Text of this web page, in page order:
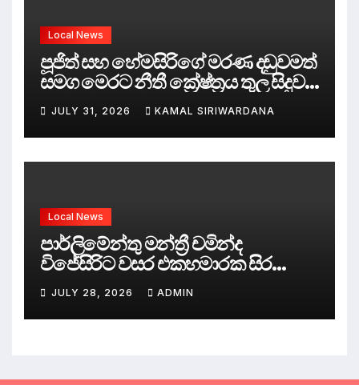
Local News
පූජිත් සහ හේමසිරිගේ මරණ දඩුවමත්
සමග මෙරට නීතී ක්‍රේෂ්ත්‍රය තුල සිදුව
ඇත්තේ කුමක්ද ?
JULY 31, 2026 KAMAL SIRIWARDANA
Local News
පාර්ලිමේන්තු මන්ත්‍රී චමින්ද
විජේසිරිට වසර එකහමාරක සිර
දඬුවම්.
JULY 28, 2026 ADMIN